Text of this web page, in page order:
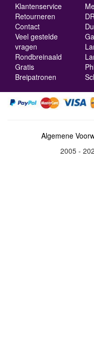
Klantenservice
Retourneren
Contact
Veel gestelde
vragen
Rondbreinaald
Gratis
Breipatronen
Algemene
2005 -